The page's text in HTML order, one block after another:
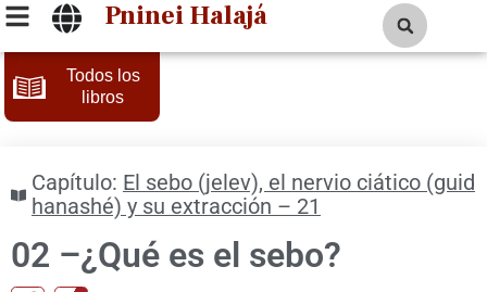
Pninei Halajá
Todos los
libros
Capítulo: El sebo (jelev), el nervio ciático (guid
hanashé) y su extracción – 21
02 –¿Qué es el sebo?